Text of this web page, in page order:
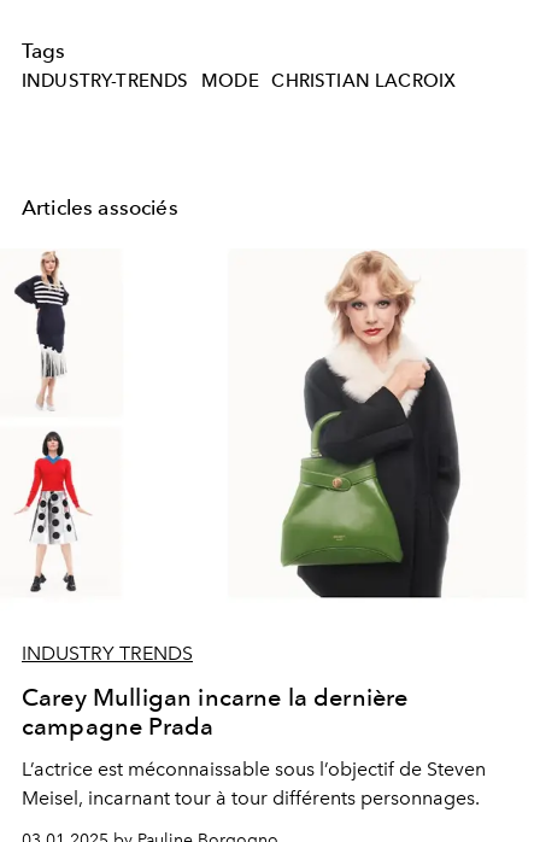
Tags
INDUSTRY-TRENDS MODE CHRISTIAN LACROIX
Articles associés
INDUSTRY TRENDS
Carey Mulligan incarne la dernière
campagne Prada
L’actrice est méconnaissable sous l’objectif de Steven
Meisel, incarnant tour à tour différents personnages.